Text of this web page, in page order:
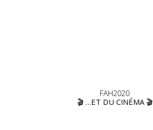
FAH2020
🎬 …ET DU CINÉMA 🎬